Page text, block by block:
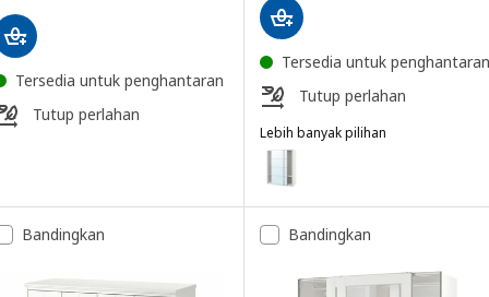
Tersedia untuk penghantaran
Tutup perlahan
Tersedia untuk penghantaran
Tutup perlahan
Lebih banyak pilihan
PAX / AULI
Pilihan: PAX / AULI, Almari
Bandingkan Bandingkan